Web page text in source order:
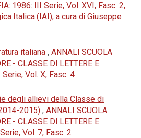
1986: III Serie, Vol. XVI, Fasc. 2,
Italica (IAI), a cura di Giuseppe
italiana , ANNALI SCUOLA
- CLASSE DI LETTERE E
Vol. X, Fasc. 4
degli allievi della Classe di
2015) , ANNALI SCUOLA
- CLASSE DI LETTERE E
Vol. 7, Fasc. 2